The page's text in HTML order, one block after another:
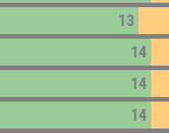
13
14
14
14